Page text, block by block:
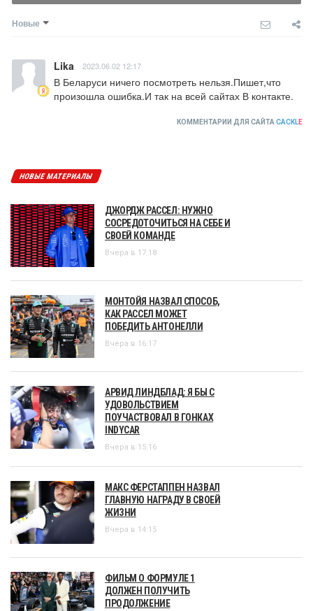
Новые
Lika 2023.06.02 12:17
В Беларуси ничего посмотреть нельзя.Пишет,что
произошла ошибка.И так на всей сайтах В контакте.
КОММЕНТАРИИ ДЛЯ САЙТА CACKLE
НОВЫЕ МАТЕРИАЛЫ
ДЖОРДЖ РАССЕЛ: НУЖНО
СОСРЕДОТОЧИТЬСЯ НА СЕБЕ И
СВОЕЙ КОМАНДЕ
Вчера в 17:18
МОНТОЙЯ НАЗВАЛ СПОСОБ,
КАК РАССЕЛ МОЖЕТ
ПОБЕДИТЬ АНТОНЕЛЛИ
Вчера в 16:17
АРВИД ЛИНДБЛАД: Я БЫ С
УДОВОЛЬСТВИЕМ
ПОУЧАСТВОВАЛ В ГОНКАХ
INDYCAR
Вчера в 15:16
МАКС ФЕРСТАППЕН НАЗВАЛ
ГЛАВНУЮ НАГРАДУ В СВОЕЙ
ЖИЗНИ
Вчера в 14:15
ФИЛЬМ О ФОРМУЛЕ 1
ДОЛЖЕН ПОЛУЧИТЬ
ПРОДОЛЖЕНИЕ